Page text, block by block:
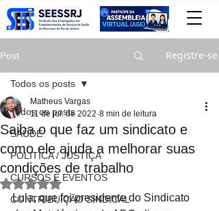
Post Registre-se
Todos os posts
SAÚDE
POLITICA / JUSTIÇA
CURSOS E EVENTOS
CONTRIBUIÇÃO SINDICAL
Todos os posts
Saiba o que faz um sindicato e
como ele ajuda a melhorar suas
condições de trabalho
Matheus Vargas
11 de jul. de 2022 8 min de leitura
Avaliado com NaN de 5 estrelas.
Lula, que foi presidente do Sindicato